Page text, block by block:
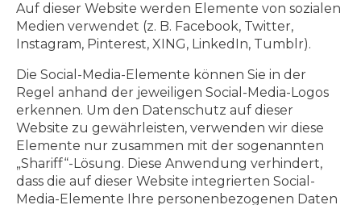
Auf dieser Website werden Elemente von sozialen
Medien verwendet (z. B. Facebook, Twitter,
Instagram, Pinterest, XING, LinkedIn, Tumblr).
Die Social-Media-Elemente können Sie in der
Regel anhand der jeweiligen Social-Media-Logos
erkennen. Um den Datenschutz auf dieser
Website zu gewährleisten, verwenden wir diese
Elemente nur zusammen mit der sogenannten
„Shariff“-Lösung. Diese Anwendung verhindert,
dass die auf dieser Website integrierten Social-
Media-Elemente Ihre personenbezogenen Daten